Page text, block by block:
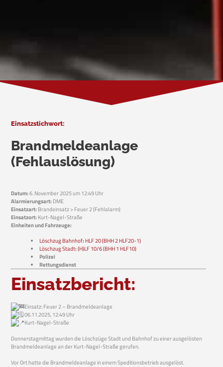
Einsatzstichwort:
Brandmeldeanlage
(Fehlauslösung)
Datum:6. November 2025 um 12:49 Uhr
Alarmierungsart:DME
Einsatzart:Brandeinsatz > Feuer 2 (Fehlalarm)
Einsatzort:Kurt-Nagel-Straße
Einheiten und Fahrzeuge:
Löschzug Bahnhof: HLF 20 (BHH 2 HLF20-1)
Löschzug Stadt:(H)LF 10/6 (BHH 1 HLF10)
Polizei
Rettungsdienst
Einsatzbericht:
Einsatz: Feuer 2 – Brandmeldeanlage
06.11.2025, 12:49 Uhr
Kurt-Nagel-Straße
Donnerstagmittag wurden die Löschzüge Stadt und Bahnhof zu einer ausgelösten
Brandmeldeanlage an der Kurt-Nagel-Straße gerufen.
Vor Ort hatte die Brandmeldeanlage in einem Speditionsbetrieb ausgelöst.